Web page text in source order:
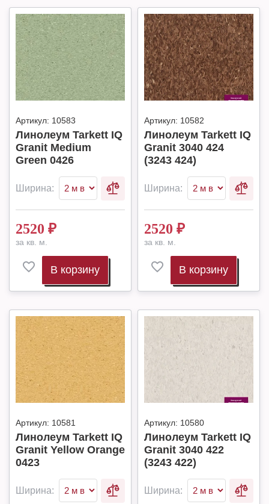
Артикул: 10583
Линолеум Tarkett IQ
Granit Medium
Green 0426
Ширина:
2520 ₽
за кв. м.
В корзину
Артикул: 10582
Линолеум Tarkett IQ
Granit 3040 424
(3243 424)
Ширина:
2520 ₽
за кв. м.
В корзину
Артикул: 10581
Линолеум Tarkett IQ
Granit Yellow Orange
0423
Ширина:
Артикул: 10580
Линолеум Tarkett IQ
Granit 3040 422
(3243 422)
Ширина: